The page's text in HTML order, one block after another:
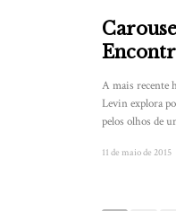
A mais recente
Levin explora
pelos olhos de
11 de maio de 2015